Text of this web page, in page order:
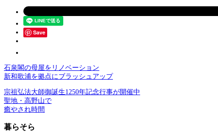
Save
石泉閣の母屋をリノベーション
新和歌浦を拠点にブラッシュアップ
宗祖弘法大師御誕生1250年記念行事が開催中
聖地・高野山で
癒やされ時間
暮らそら